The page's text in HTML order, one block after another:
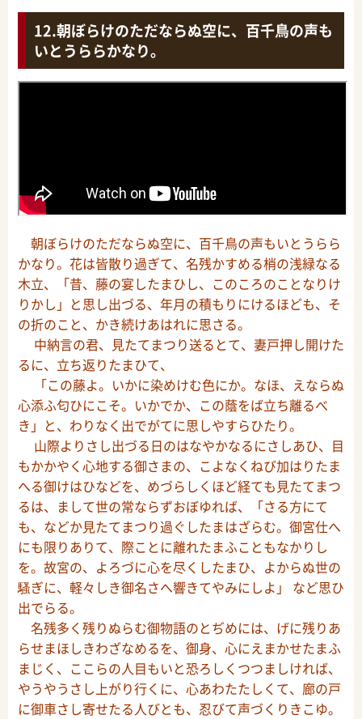
朝ぼらけのただならぬ空に、百千鳥の声も
いとうららかなり。
朝ぼらけのただならぬ空に、百千鳥の声もいとうらら
かなり。花は皆散り過ぎて、名残かすめる梢の浅緑なる
木立、「昔、藤の宴したまひし、このころのことなりけ
りかし」と思し出づる、年月の積もりにけるほども、そ
の折のこと、かき続けあはれに思さる。
中納言の君、見たてまつり送るとて、妻戸押し開けた
るに、立ち返りたまひて、
「この藤よ。いかに染めけむ色にか。なほ、えならぬ
心添ふ匂ひにこそ。いかでか、この蔭をば立ち離るべ
き」と、わりなく出でがてに思しやすらひたり。
山際よりさし出づる日のはなやかなるにさしあひ、目
もかかやく心地する御さまの、こよなくねび加はりたま
へる御けはひなどを、めづらしくほど経ても見たてまつ
るは、まして世の常ならずおぼゆれば、「さる方にて
も、などか見たてまつり過ぐしたまはざらむ。御宮仕へ
にも限りありて、際ことに離れたまふこともなかりし
を。故宮の、よろづに心を尽くしたまひ、よからぬ世の
騷ぎに、軽々しき御名さへ響きてやみにしよ」 など思ひ
出でらる。
名残多く残りぬらむ御物語のとぢめには、げに残りあ
らせまほしきわざなめるを、御身、心にえまかせたまふ
まじく、ここらの人目もいと恐ろしくつつましければ、
やうやうさし上がり行くに、心あわたたしくて、廊の戸
に御車さし寄せたる人びとも、忍びて声づくりきこゆ。